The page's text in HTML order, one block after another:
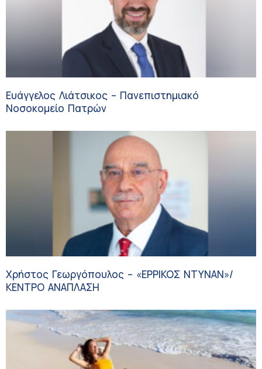
Ευάγγελος Λιάτσικος – Πανεπιστημιακό
Νοσοκομείο Πατρών
Χρήστος Γεωργόπουλος – «ΕΡΡΙΚΟΣ ΝΤΥΝΑΝ»/
ΚΕΝΤΡΟ ΑΝΑΠΛΑΣΗ